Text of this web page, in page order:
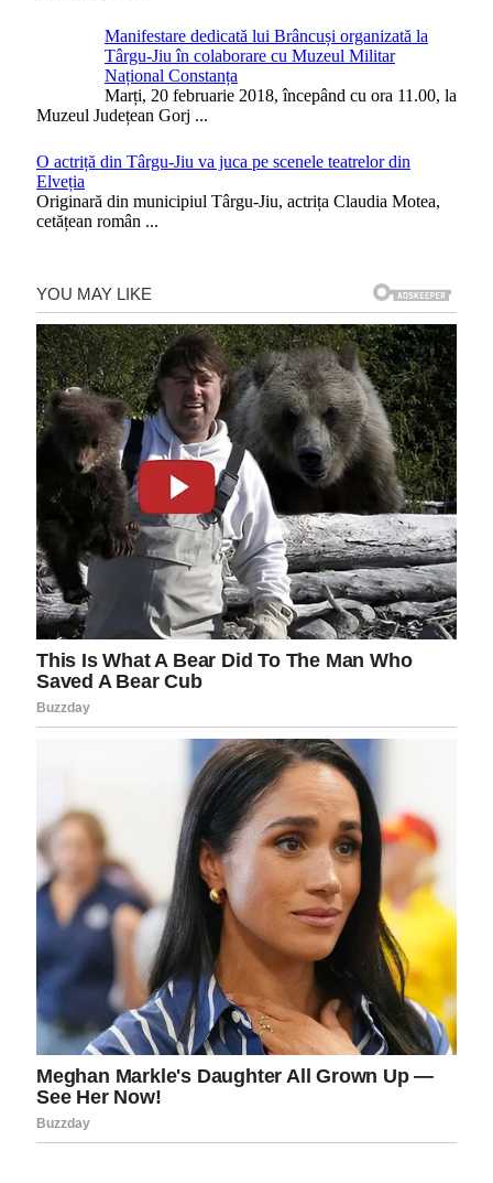
Manifestare dedicată lui Brâncuși organizată la
Târgu-Jiu în colaborare cu Muzeul Militar
Național Constanța
Marți, 20 februarie 2018, începând cu ora 11.00, la
Muzeul Județean Gorj ...
O actriță din Târgu-Jiu va juca pe scenele teatrelor din
Elveția
Originară din municipiul Târgu-Jiu, actrița Claudia Motea,
cetățean român ...